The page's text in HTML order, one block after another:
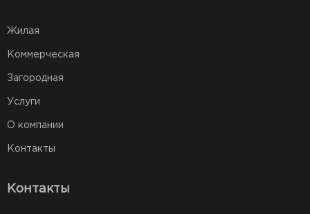
Жилая
Коммерческая
Загородная
Услуги
О компании
Контакты
Контакты